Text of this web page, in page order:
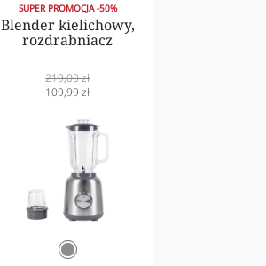
SUPER PROMOCJA -50%
Blender kielichowy,
rozdrabniacz
Cena
normalna
219,00 zł
Cena
109,99 zł
srebrny